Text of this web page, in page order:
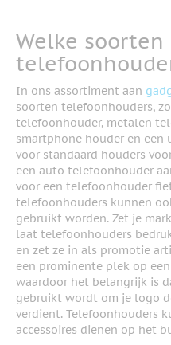
Welke soorten
In ons assortiment aan
soorten telefoonhouders,
telefoonhouder, metalen
smartphone houder en een
voor standaard houders
een auto telefoonhouder
voor een telefoonhouder
telefoonhouders kunnen
gebruikt worden. Zet je
laat telefoonhouders
en zet ze in als promotie
een prominente plek op
waardoor het belangrijk is
gebruikt wordt om je logo
verdient. Telefoonhouders
accessoires dienen op het